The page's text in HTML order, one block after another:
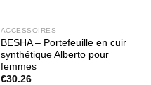
ACCESSOIRES
BESHA – Portefeuille en cuir
synthétique Alberto pour
femmes
€30.26